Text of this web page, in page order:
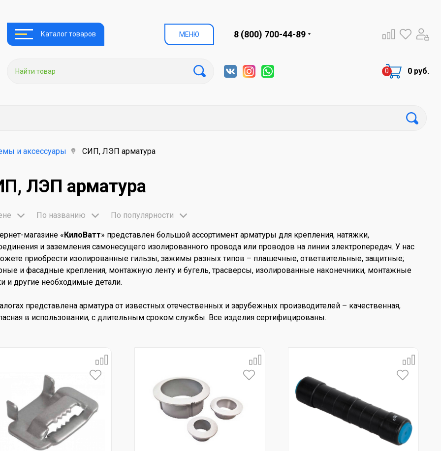
Каталог товаров МЕНЮ 8 (800) 700-44-89
0 руб.
и аксессуары СИП, ЛЭП арматура
ЛЭП арматура
По названию По популярности
магазине «КилоВатт» представлен большой ассортимент арматуры для крепления, натяжки,
и заземления самонесущего изолированного провода или проводов на линии электропередач. У нас
приобрести изолированные гильзы, зажимы разных типов – плашечные, ответвительные, защитные;
и фасадные крепления, монтажную ленту и бугель, трасверсы, изолированные наконечники, монтажные
и другие необходимые детали.
представлена арматура от известных отечественных и зарубежных производителей – качественная,
в использовании, с длительным сроком службы. Все изделия сертифицированы.